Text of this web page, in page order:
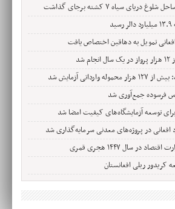
سیاه ۷ کشته برجای گذاشت
آزمایش شد
در سال ۱۴۴۷ هجری قمری
کریدور ریلی افغانستان